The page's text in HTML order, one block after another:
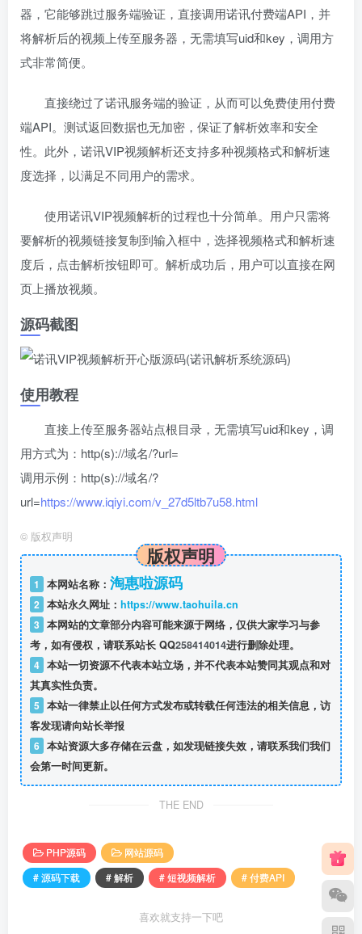
器，它能够跳过服务端验证，直接调用诺讯付费端API，并
将解析后的视频上传至服务器，无需填写uid和key，调用方
式非常简便。
直接绕过了诺讯服务端的验证，从而可以免费使用付费
端API。测试返回数据也无加密，保证了解析效率和安全
性。此外，诺讯VIP视频解析还支持多种视频格式和解析速
度选择，以满足不同用户的需求。
使用诺讯VIP视频解析的过程也十分简单。用户只需将
要解析的视频链接复制到输入框中，选择视频格式和解析速
度后，点击解析按钮即可。解析成功后，用户可以直接在网
页上播放视频。
源码截图
使用教程
直接上传至服务器站点根目录，无需填写uid和key，调
用方式为：http(s)://域名/?url=
调用示例：http(s)://域名/?
url=https://www.iqiyi.com/v_27d5ltb7u58.html
© 版权声明
版权声明
1 本网站名称： 淘惠啦源码
2 本站永久网址： https://www.taohuila.cn
3 本网站的文章部分内容可能来源于网络，仅供大家学习与参
考，如有侵权，请联系站长 QQ258414014进行删除处理。
4 本站一切资源不代表本站立场，并不代表本站赞同其观点和对
其真实性负责。
5 本站一律禁止以任何方式发布或转载任何违法的相关信息，访
客发现请向站长举报
6 本站资源大多存储在云盘，如发现链接失效，请联系我们我们
会第一时间更新。
THE END
PHP源码
网站源码
# 源码下载
# 解析 # 短视频解析 # 付费API
喜欢就支持一下吧